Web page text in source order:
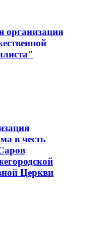
организация
в честь
Церкви